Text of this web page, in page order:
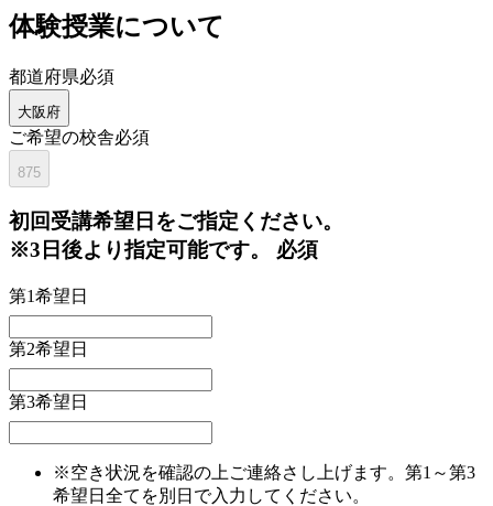
体験授業について
都道府県必須
大阪府
ご希望の校舎必須
875
初回受講希望日をご指定ください。
※3日後より指定可能です。 必須
第1希望日
第2希望日
第3希望日
※空き状況を確認の上ご連絡さし上げます。第1～第3
希望日全てを別日で入力してください。